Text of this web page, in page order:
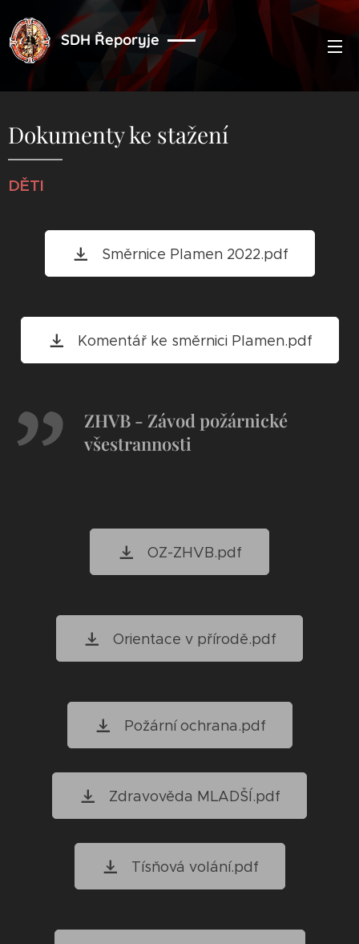
SDH Řeporyje
Dokumenty ke stažení
DĚTI
Směrnice Plamen 2022.pdf
Komentář ke směrnici Plamen.pdf
ZHVB - Závod požárnické
všestrannosti
OZ-ZHVB.pdf
Orientace v přírodě.pdf
Požární ochrana.pdf
Zdravověda MLADŠÍ.pdf
Tísňová volání.pdf